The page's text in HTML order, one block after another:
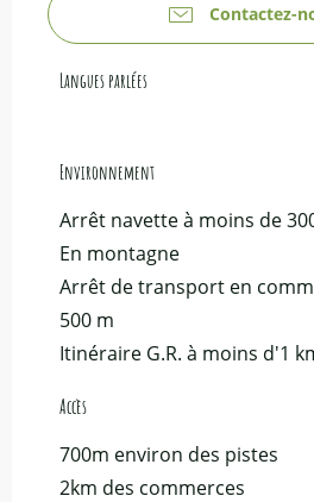
Contactez-
Langues parlées
Langues parlées
Environnement
Environnement
Arrêt navette à moins de
En montagne
Arrêt de transport en
500 m
Itinéraire G.R. à moins d'1
Accès
Accès
700m environ des pistes
2km des commerces